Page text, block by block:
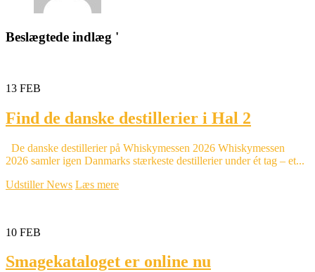
Beslægtede indlæg '
13 FEB
Find de danske destillerier i Hal 2
De danske destillerier på Whiskymessen 2026 Whiskymessen
2026 samler igen Danmarks stærkeste destillerier under ét tag – et...
Udstiller News Læs mere
10 FEB
Smagekataloget er online nu